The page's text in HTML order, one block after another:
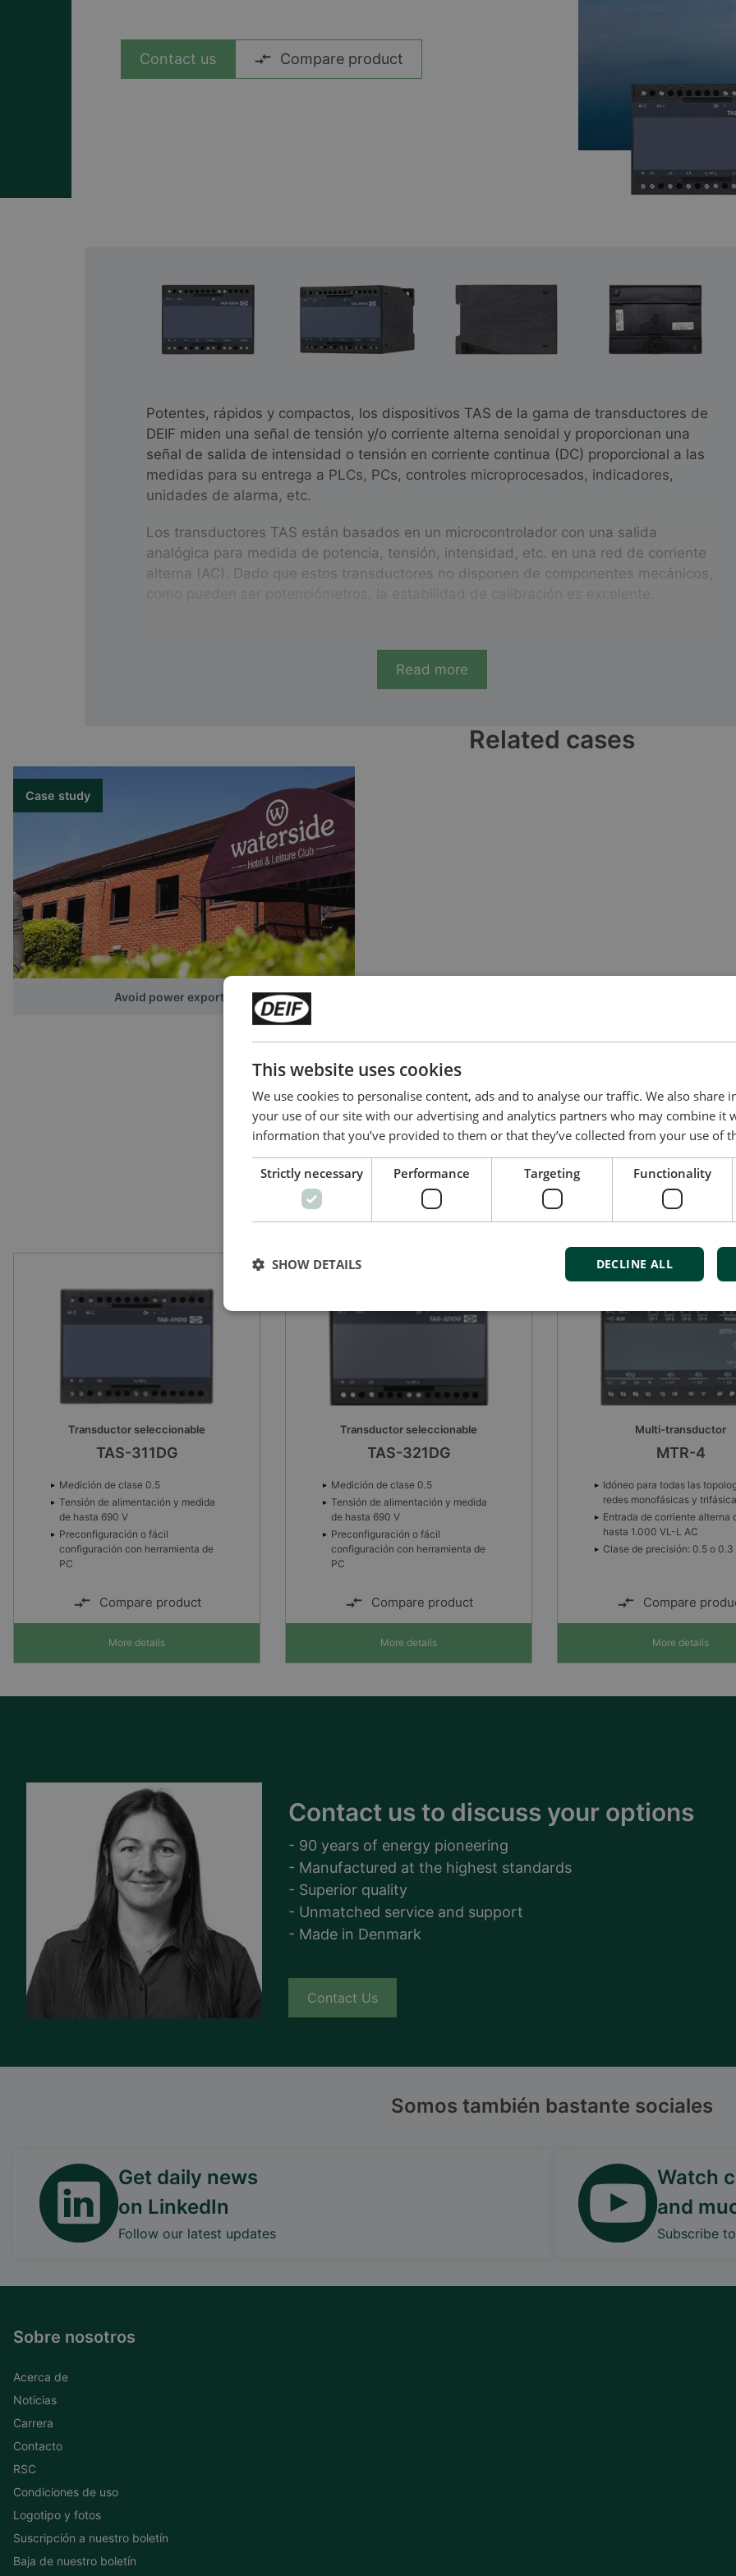
Contact us Compare product
Potentes, rápidos y compactos, los dispositivos TAS de la gama de transductores de
DEIF miden una señal de tensión y/o corriente alterna senoidal y proporcionan una
señal de salida de intensidad o tensión en corriente continua (DC) proporcional a las
medidas para su entrega a PLCs, PCs, controles microprocesados, indicadores,
unidades de alarma, etc.
Los transductores TAS están basados en un microcontrolador con una salida
analógica para medida de potencia, tensión, intensidad, etc. en una red de corriente
alterna (AC). Dado que estos transductores no disponen de componentes mecánicos,
rangos de medición o sin configurar para su configuración por el cliente utilizando la
Transductor configurado en fábrica para medida de tensión, corriente,
frecuencia o ángulo de fase.
Alimentación aux.: de 57 a 690 V AC.
Alimentación aux.: 24 hasta 220 V DC.
TAS-321DG
Transductor configurado en fábrica para medición bidireccional de intensidad.
Alimentación aux.: de 57 a 690 V AC.
Alimentación aux.: 24 hasta 220 V DC.
Transductor configurado en fábrica para medición de potencia o de potencia
Alimentación aux.: de 57 a 690 V AC.
Alimentación aux.: 24 hasta 220 V DC.
Read more
Related cases
Case study
Avoid power export fines
Related applications
Transductor seleccionable
TAS-311DG
Medición de clase 0.5
Tensión de alimentación y medida
de hasta 690 V
Preconfiguración o fácil
configuración con herramienta de
PC
Compare product
More details
Transductor seleccionable
TAS-321DG
Medición de clase 0.5
Tensión de alimentación y medida
de hasta 690 V
Preconfiguración o fácil
configuración con herramienta de
PC
Compare product
More details
Multi-transductor
MTR-4
Idóneo para todas las
redes monofásicas y
Entrada de corriente alterna
hasta 1.000 VL-L AC
Clase de precisión: 0.5 o 0.3
Compare
More details
Contact us to discuss your options
- 90 years of energy pioneering
- Manufactured at the highest standards
- Superior quality
- Unmatched service and support
- Made in Denmark
Contact Us
Somos también bastante sociales
Get daily news
on LinkedIn
Follow our latest updates
Watch
and
Subscribe
Sobre nosotros
Acerca de
Noticias
Carrera
Contacto
RSC
Condiciones de uso
Logotipo y fotos
Suscripción a nuestro boletín
Baja de nuestro boletín
Ver todos los casos
This website uses cookies
We use cookies to personalise content, ads and to analyse our traffic. We also share
your use of our site with our advertising and analytics partners who may combine it
information that you’ve provided to them or that they’ve collected from your use of
Strictly necessary Performance Targeting Functionality
DECLINE ALL
SHOW DETAILS